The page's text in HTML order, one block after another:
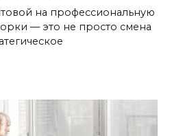
на профессиональную
— это не просто смена